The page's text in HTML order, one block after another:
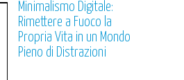
Minimalismo Digitale:
Rimettere a Fuoco la
Propria Vita in un Mondo
Pieno di Distrazioni